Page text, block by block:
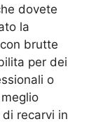
dovete
la
brutte
per dei
o
recarvi in